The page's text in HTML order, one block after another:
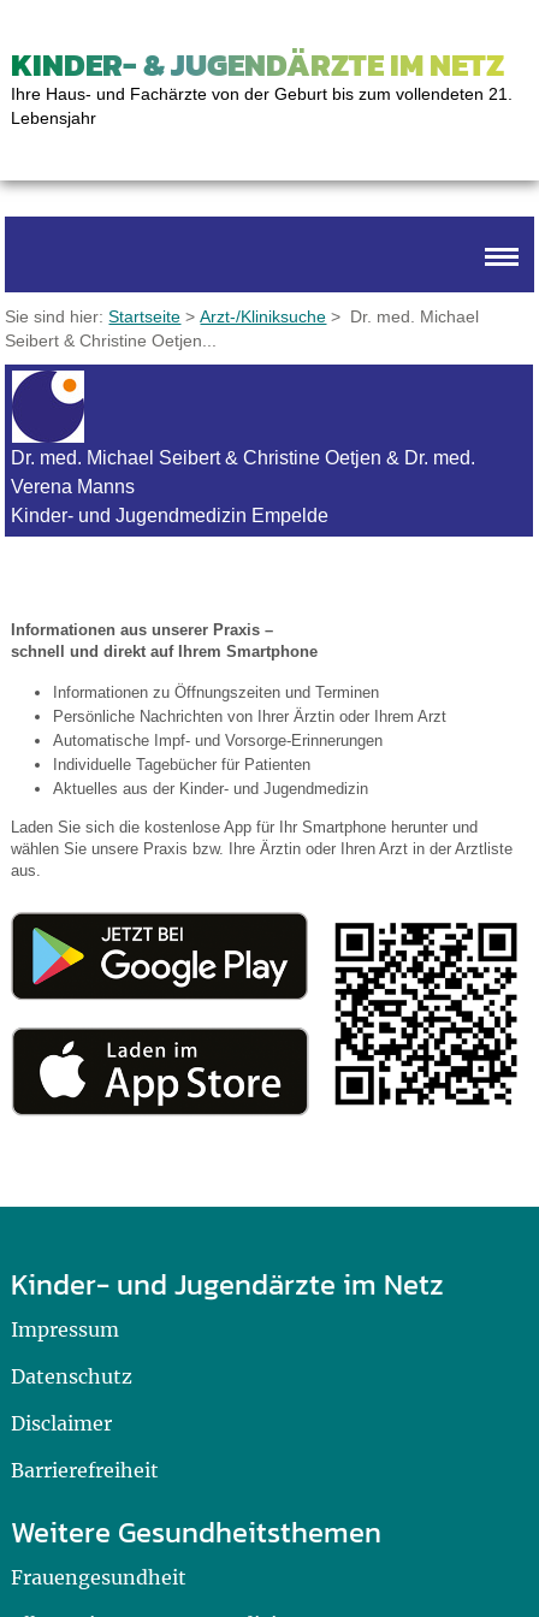
KINDER- & JUGENDÄRZTE IM NETZ
Ihre Haus- und Fachärzte von der Geburt bis zum vollendeten 21.
Lebensjahr
Sie sind hier:Startseite >Arzt-/Kliniksuche > Dr. med. Michael
Seibert & Christine Oetjen...
Dr. med. Michael Seibert & Christine Oetjen & Dr. med.
Verena Manns
Kinder- und Jugendmedizin Empelde
Informationen aus unserer Praxis –
schnell und direkt auf Ihrem Smartphone
Informationen zu Öffnungszeiten und Terminen
Persönliche Nachrichten von Ihrer Ärztin oder Ihrem Arzt
Automatische Impf- und Vorsorge-Erinnerungen
Individuelle Tagebücher für Patienten
Aktuelles aus der Kinder- und Jugendmedizin
Laden Sie sich die kostenlose App für Ihr Smartphone herunter und
wählen Sie unsere Praxis bzw. Ihre Ärztin oder Ihren Arzt in der Arztliste
aus.
Kinder- und Jugendärzte im Netz
Impressum
Datenschutz
Disclaimer
Barrierefreiheit
Weitere Gesundheitsthemen
Frauengesundheit